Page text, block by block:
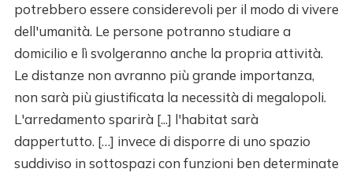
potrebbero essere considerevoli per il modo di vivere
dell'umanità. Le persone potranno studiare a
domicilio e lì svolgeranno anche la propria attività.
Le distanze non avranno più grande importanza,
non sarà più giustificata la necessità di megalopoli.
L'arredamento sparirà [...] l'habitat sarà
dappertutto. […] invece di disporre di uno spazio
suddiviso in sottospazi con funzioni ben determinate